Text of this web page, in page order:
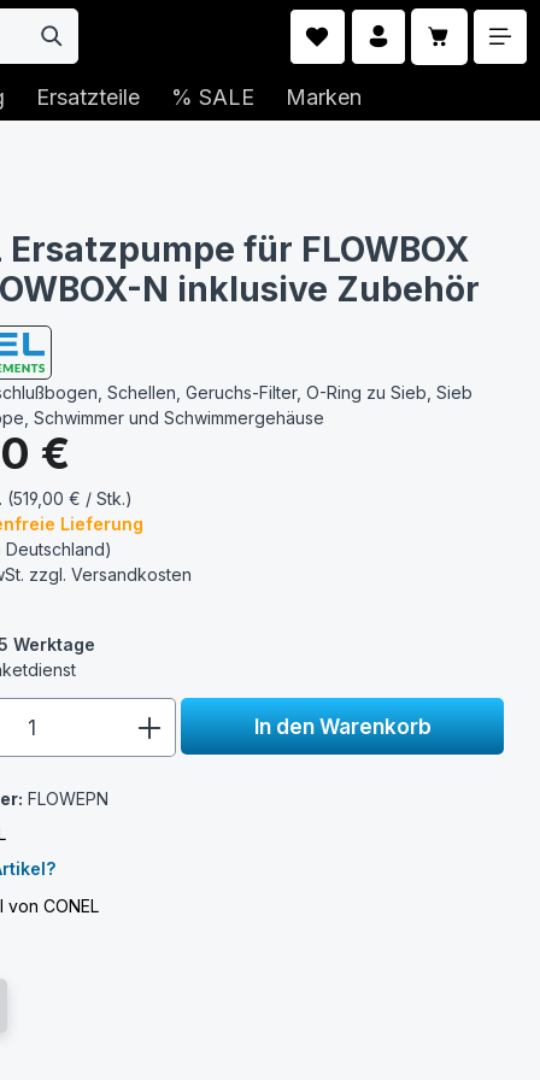
Ersatzteile % SALE Marken
Ersatzpumpe für FLOWBOX
N inklusive Zubehör
Schellen, Geruchs-Filter, O-Ring zu Sieb, Sieb
Schwimmer und Schwimmergehäuse
€
(519,00 € / Stk.)
Lieferung
zzgl.Versandkosten
Werktage
In den Warenkorb
FLOWEPN
von CONEL